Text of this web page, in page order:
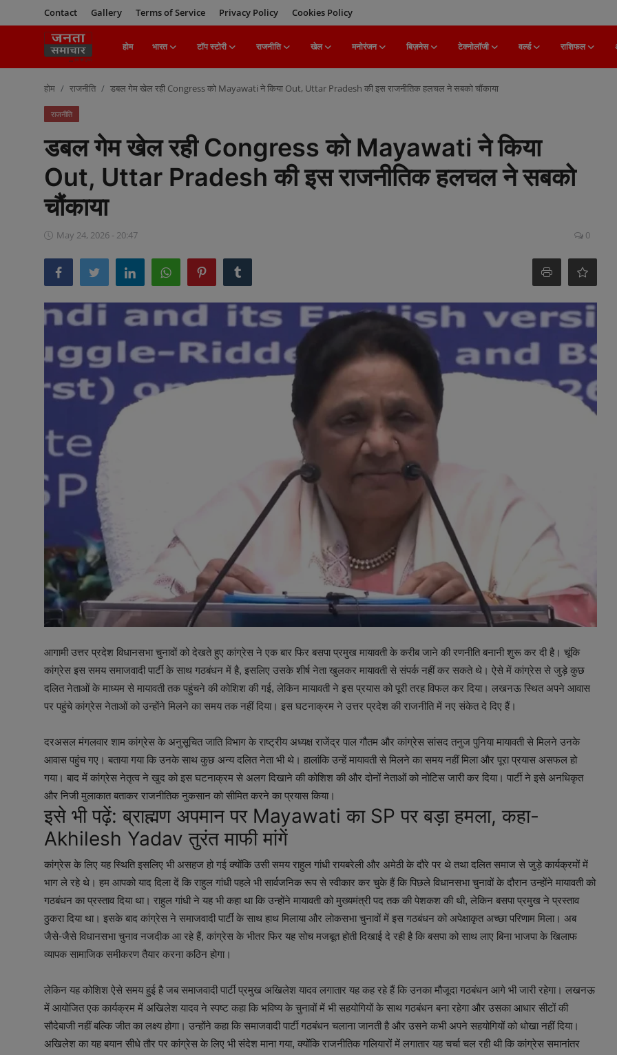
Contact Gallery Terms of Service Privacy Policy Cookies Policy
होम भारत टॉप स्टोरी राजनीति खेल मनोरंजन बिज़नेस टेक्नोलॉजी वर्ल्ड राशिफल
टॉप स्टोरी
टेक्नोलॉजी
Contact
Gallery
Terms of Service
Privacy Policy
Cookies Policy
होम राजनीति डबल गेम खेल रही Congress को Mayawati ने किया Out, Uttar Pradesh की इस राजनीतिक हलचल ने सबको चौंकाया
राजनीति
डबल गेम खेल रही Congress को Mayawati ने किया
Out, Uttar Pradesh की इस राजनीतिक हलचल ने सबको
चौंकाया
May 24, 2026 - 20:47 0
आगामी उत्तर प्रदेश विधानसभा चुनावों को देखते हुए कांग्रेस ने एक बार फिर बसपा प्रमुख मायावती के करीब जाने की रणनीति बनानी शुरू कर दी है। चूंकि
कांग्रेस इस समय समाजवादी पार्टी के साथ गठबंधन में है, इसलिए उसके शीर्ष नेता खुलकर मायावती से संपर्क नहीं कर सकते थे। ऐसे में कांग्रेस से जुड़े कुछ
दलित नेताओं के माध्यम से मायावती तक पहुंचने की कोशिश की गई, लेकिन मायावती ने इस प्रयास को पूरी तरह विफल कर दिया। लखनऊ स्थित अपने आवास
पर पहुंचे कांग्रेस नेताओं को उन्होंने मिलने का समय तक नहीं दिया। इस घटनाक्रम ने उत्तर प्रदेश की राजनीति में नए संकेत दे दिए हैं।
दरअसल मंगलवार शाम कांग्रेस के अनुसूचित जाति विभाग के राष्ट्रीय अध्यक्ष राजेंद्र पाल गौतम और कांग्रेस सांसद तनुज पुनिया मायावती से मिलने उनके
आवास पहुंच गए। बताया गया कि उनके साथ कुछ अन्य दलित नेता भी थे। हालांकि उन्हें मायावती से मिलने का समय नहीं मिला और पूरा प्रयास असफल हो
गया। बाद में कांग्रेस नेतृत्व ने खुद को इस घटनाक्रम से अलग दिखाने की कोशिश की और दोनों नेताओं को नोटिस जारी कर दिया। पार्टी ने इसे अनधिकृत
और निजी मुलाकात बताकर राजनीतिक नुकसान को सीमित करने का प्रयास किया।
इसे भी पढ़ें:ब्राह्मण अपमान पर Mayawati का SP पर बड़ा हमला, कहा-
Akhilesh Yadav तुरंत माफी मांगें
कांग्रेस के लिए यह स्थिति इसलिए भी असहज हो गई क्योंकि उसी समय राहुल गांधी रायबरेली और अमेठी के दौरे पर थे तथा दलित समाज से जुड़े कार्यक्रमों में
भाग ले रहे थे। हम आपको याद दिला दें कि राहुल गांधी पहले भी सार्वजनिक रूप से स्वीकार कर चुके हैं कि पिछले विधानसभा चुनावों के दौरान उन्होंने मायावती को
गठबंधन का प्रस्ताव दिया था। राहुल गांधी ने यह भी कहा था कि उन्होंने मायावती को मुख्यमंत्री पद तक की पेशकश की थी, लेकिन बसपा प्रमुख ने प्रस्ताव
ठुकरा दिया था। इसके बाद कांग्रेस ने समाजवादी पार्टी के साथ हाथ मिलाया और लोकसभा चुनावों में इस गठबंधन को अपेक्षाकृत अच्छा परिणाम मिला। अब
जैसे-जैसे विधानसभा चुनाव नजदीक आ रहे हैं, कांग्रेस के भीतर फिर यह सोच मजबूत होती दिखाई दे रही है कि बसपा को साथ लाए बिना भाजपा के खिलाफ
व्यापक सामाजिक समीकरण तैयार करना कठिन होगा।
लेकिन यह कोशिश ऐसे समय हुई है जब समाजवादी पार्टी प्रमुख अखिलेश यादव लगातार यह कह रहे हैं कि उनका मौजूदा गठबंधन आगे भी जारी रहेगा। लखनऊ
में आयोजित एक कार्यक्रम में अखिलेश यादव ने स्पष्ट कहा कि भविष्य के चुनावों में भी सहयोगियों के साथ गठबंधन बना रहेगा और उसका आधार सीटों की
सौदेबाजी नहीं बल्कि जीत का लक्ष्य होगा। उन्होंने कहा कि समाजवादी पार्टी गठबंधन चलाना जानती है और उसने कभी अपने सहयोगियों को धोखा नहीं दिया।
अखिलेश का यह बयान सीधे तौर पर कांग्रेस के लिए भी संदेश माना गया, क्योंकि राजनीतिक गलियारों में लगातार यह चर्चा चल रही थी कि कांग्रेस समानांतर